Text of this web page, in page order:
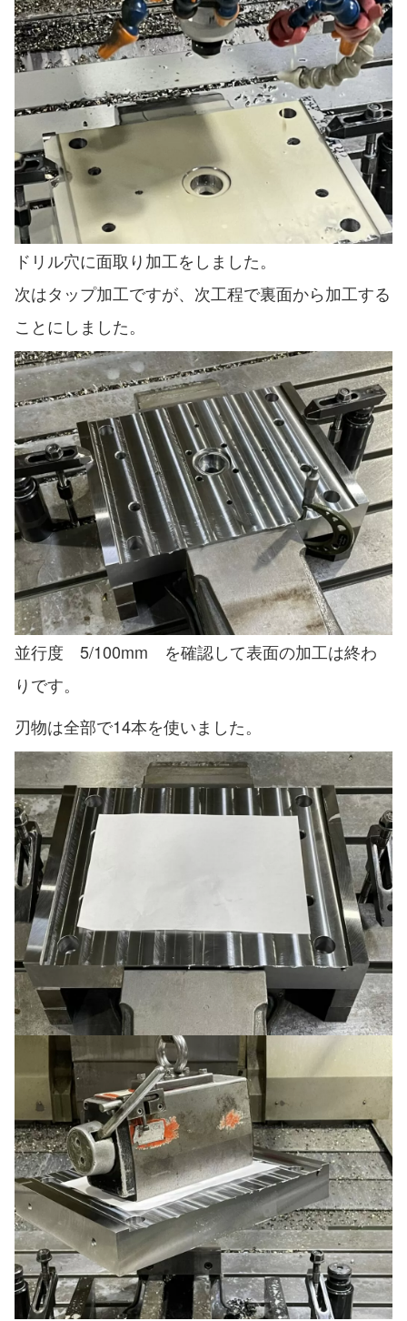
ドリル穴に面取り加工をしました。
次はタップ加工ですが、次工程で裏面から加工する
ことにしました。
並行度 5/100mm を確認して表面の加工は終わ
りです。
刃物は全部で14本を使いました。